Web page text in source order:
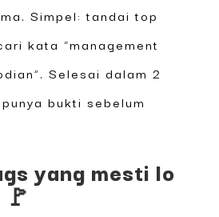
Simpel: tandai top
kata “management
Selesai dalam 2
bukti sebelum
yang mesti lo